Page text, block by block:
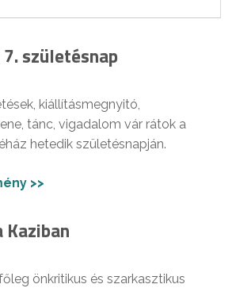
születésnap
kiállításmegnyitó,
tánc, vigadalom vár rátok a
hetedik születésnapján.
>>
Kaziban
önkritikus és szarkasztikus